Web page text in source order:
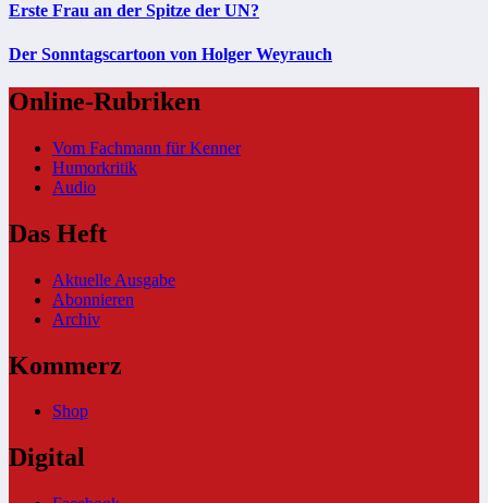
Erste Frau an der Spitze der UN?
Der Sonntagscartoon von Holger Weyrauch
Online-Rubriken
Vom Fachmann für Kenner
Humorkritik
Audio
Das Heft
Aktuelle Ausgabe
Abonnieren
Archiv
Kommerz
Shop
Digital